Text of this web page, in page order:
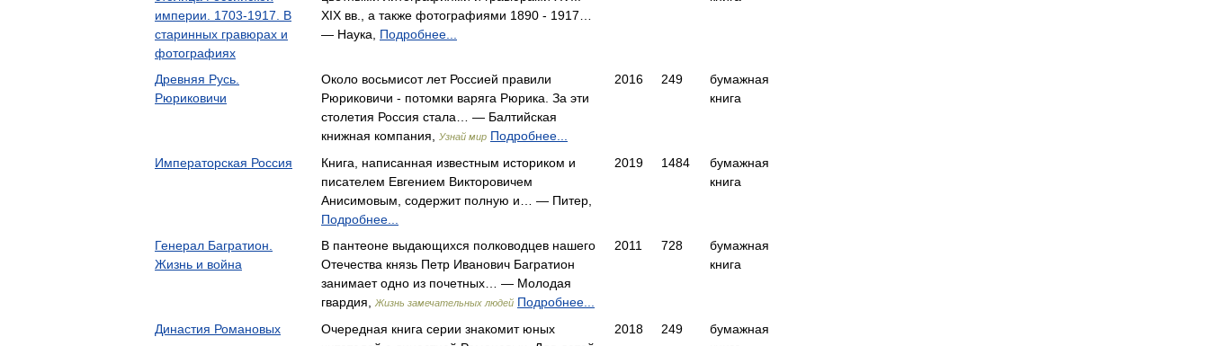
империи. 1703-1917. В
старинных гравюрах и
фотографиях
XIX вв., а также фотографиями 1890 - 1917…
— Наука, Подробнее...
Древняя Русь.
Рюриковичи
Около восьмисот лет Россией правили
Рюриковичи - потомки варяга Рюрика. За эти
столетия Россия стала… — Балтийская
книжная компания,
Узнай мир Подробнее...
2016 249
бумажная
книга
Императорская Россия
Книга, написанная известным историком и
писателем Евгением Викторовичем
Анисимовым, содержит полную и… — Питер,
Подробнее...
2019 1484
бумажная
книга
Генерал Багратион.
Жизнь и война
В пантеоне выдающихся полководцев нашего
Отечества князь Петр Иванович Багратион
занимает одно из почетных… — Молодая
гвардия,
Жизнь замечательных людей Подробнее...
2011 728
бумажная
книга
Династия Романовых
Очередная книга серии знакомит юных
2018 249
бумажная